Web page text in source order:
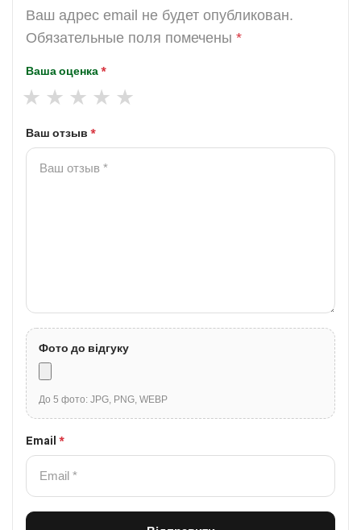
Ваш адрес email не будет опубликован.
Обязательные поля помечены *
Ваша оценка*
Ваш отзыв *
Фото до відгуку
До 5 фото: JPG, PNG, WEBP
Email *